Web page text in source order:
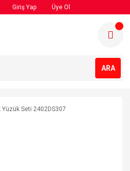
Giriş Yap Üye Ol
ARA